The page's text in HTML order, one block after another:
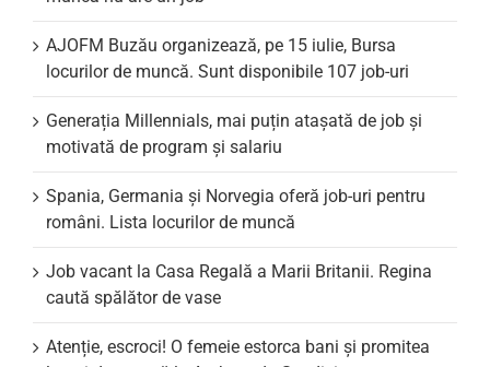
AJOFM Buzău organizează, pe 15 iulie, Bursa
locurilor de muncă. Sunt disponibile 107 job-uri
Generația Millennials, mai puțin atașată de job și
motivată de program și salariu
Spania, Germania și Norvegia oferă job-uri pentru
români. Lista locurilor de muncă
Job vacant la Casa Regală a Marii Britanii. Regina
caută spălător de vase
Atenție, escroci! O femeie estorca bani și promitea